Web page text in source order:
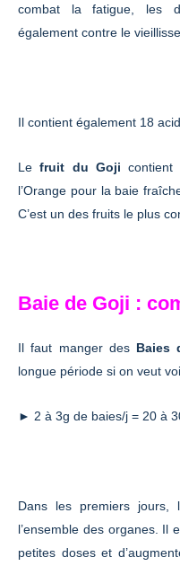
combat la fatigue, les
également contre le
Il contient également 18
Lefruit du Goji
l’Orange pour la baie
C’est un des fruits le plus
Baie de Goji :
Il faut manger des Baies
longue période si on veut
► 2 à 3g de baies/j = 20 à
Dans les premiers jours,
l’ensemble des organes. Il
petites doses et